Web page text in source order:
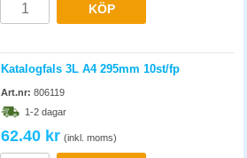
KÖP
Katalogfals 3L A4 295mm 10st/fp
Art.nr: 806119
1-2 dagar
62.40 kr (inkl. moms)